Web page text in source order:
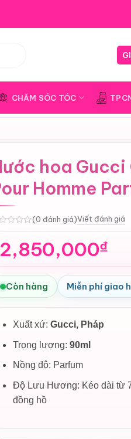
CHĂM SÓC TÓC
hoa Gucci
Homme
(0 đánh giá)Viết đánh giá
2,850,000₫
Còn hàng Miễn phí giao
Xuất xứ:Gucci, Pháp
Trọng lượng:90ml
Nồng độ: Parfum
Độ Lưu Hương: Kéo dài từ
đồng hồ